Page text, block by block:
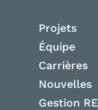
Projets
Équipe
Carrières
Nouvelles
Gestion